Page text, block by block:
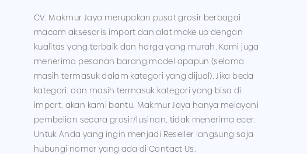
CV. Makmur Jaya merupakan pusat grosir berbagai
macam aksesoris import dan alat make up dengan
kualitas yang terbaik dan harga yang murah. Kami juga
menerima pesanan barang model apapun (selama
masih termasuk dalam kategori yang dijual). Jika beda
kategori, dan masih termasuk kategori yang bisa di
import, akan kami bantu. Makmur Jaya hanya melayani
pembelian secara grosir/lusinan, tidak menerima ecer.
Untuk Anda yang ingin menjadi Reseller langsung saja
hubungi nomer yang ada di Contact Us.